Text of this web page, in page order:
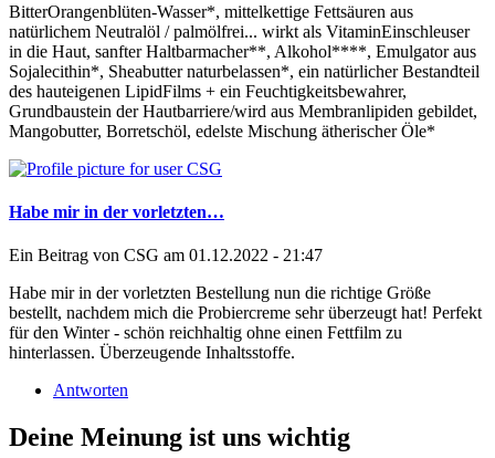
BitterOrangenblüten-Wasser*, mittelkettige Fettsäuren aus
natürlichem Neutralöl / palmölfrei... wirkt als VitaminEinschleuser
in die Haut, sanfter Haltbarmacher**, Alkohol****, Emulgator aus
Sojalecithin*, Sheabutter naturbelassen*, ein natürlicher Bestandteil
des hauteigenen LipidFilms + ein Feuchtigkeitsbewahrer,
Grundbaustein der Hautbarriere/wird aus Membranlipiden gebildet,
Mangobutter, Borretschöl, edelste Mischung ätherischer Öle*
Habe mir in der vorletzten…
Ein Beitrag von CSG am 01.12.2022 - 21:47
Habe mir in der vorletzten Bestellung nun die richtige Größe
bestellt, nachdem mich die Probiercreme sehr überzeugt hat! Perfekt
für den Winter - schön reichhaltig ohne einen Fettfilm zu
hinterlassen. Überzeugende Inhaltsstoffe.
Antworten
Deine Meinung ist uns wichtig